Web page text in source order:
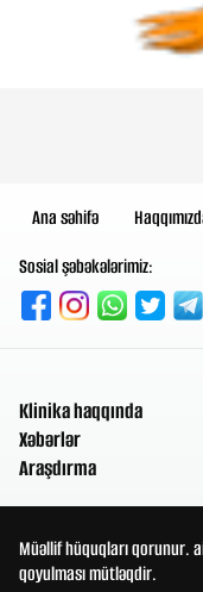
Ana səhifə
Sosial şəbəkələrimiz:
Klinika haqqında
Xəbərlər
Araşdırma
Müəllif hüquqları qorunur.
qoyulması mütləqdir.